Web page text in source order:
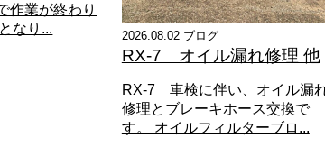
作業が終わり
なり...
2026.08.02 ブログ
RX-7 オイル漏れ修理 他
RX-7 車検に伴い、オイル漏
修理とブレーキホース交換で
す。 オイルフィルターブロ...